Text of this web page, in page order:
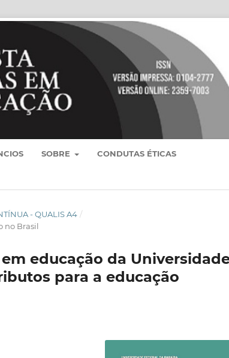
SOBRE CONDUTAS ÉTICAS
- QUALIS A4 /
no Brasil
educação da
para a educação